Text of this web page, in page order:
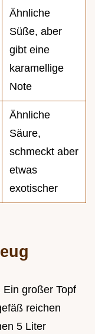
Ähnliche
Süße, aber
gibt eine
karamellige
Note
Ähnliche
Säure,
schmeckt aber
etwas
exotischer
großer Topf
reichen
5 Liter